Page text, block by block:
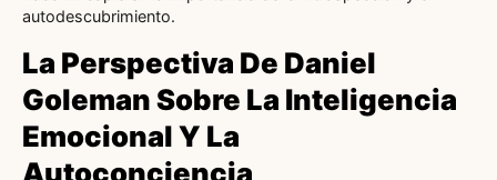
autodescubrimiento.
La Perspectiva De Daniel
Goleman Sobre La Inteligencia
Emocional Y La
Autoconciencia